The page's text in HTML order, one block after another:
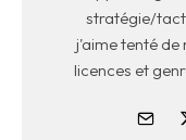
stratégie/
j'aime tenté de
licences et